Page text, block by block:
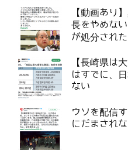
【動画あり
長をやめな
が処分された
【長崎県は
はすでに、
ない
ウソを配信
にだまされ